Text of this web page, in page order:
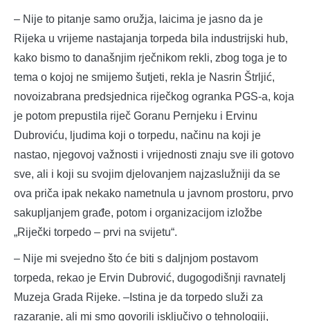
– Nije to pitanje samo oružja, laicima je jasno da je
Rijeka u vrijeme nastajanja torpeda bila industrijski hub,
kako bismo to današnjim rječnikom rekli, zbog toga je to
tema o kojoj ne smijemo šutjeti, rekla je Nasrin Štrljić,
novoizabrana predsjednica riječkog ogranka PGS-a, koja
je potom prepustila riječ Goranu Pernjeku i Ervinu
Dubroviću, ljudima koji o torpedu, načinu na koji je
nastao, njegovoj važnosti i vrijednosti znaju sve ili gotovo
sve, ali i koji su svojim djelovanjem najzaslužniji da se
ova priča ipak nekako nametnula u javnom prostoru, prvo
sakupljanjem građe, potom i organizacijom izložbe
„Riječki torpedo – prvi na svijetu“.
– Nije mi svejedno što će biti s daljnjom postavom
torpeda, rekao je Ervin Dubrović, dugogodišnji ravnatelj
Muzeja Grada Rijeke. –Istina je da torpedo služi za
razaranje, ali mi smo govorili isključivo o tehnologiji,